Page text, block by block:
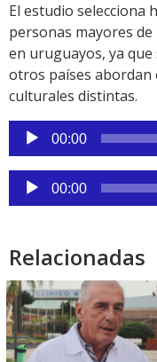
El estudio selecciona
personas mayores de
en uruguayos, ya
otros países abordan
culturales distintas.
Reproductor
de
audio
00:00
Reproductor
de
00:00
Relacionadas